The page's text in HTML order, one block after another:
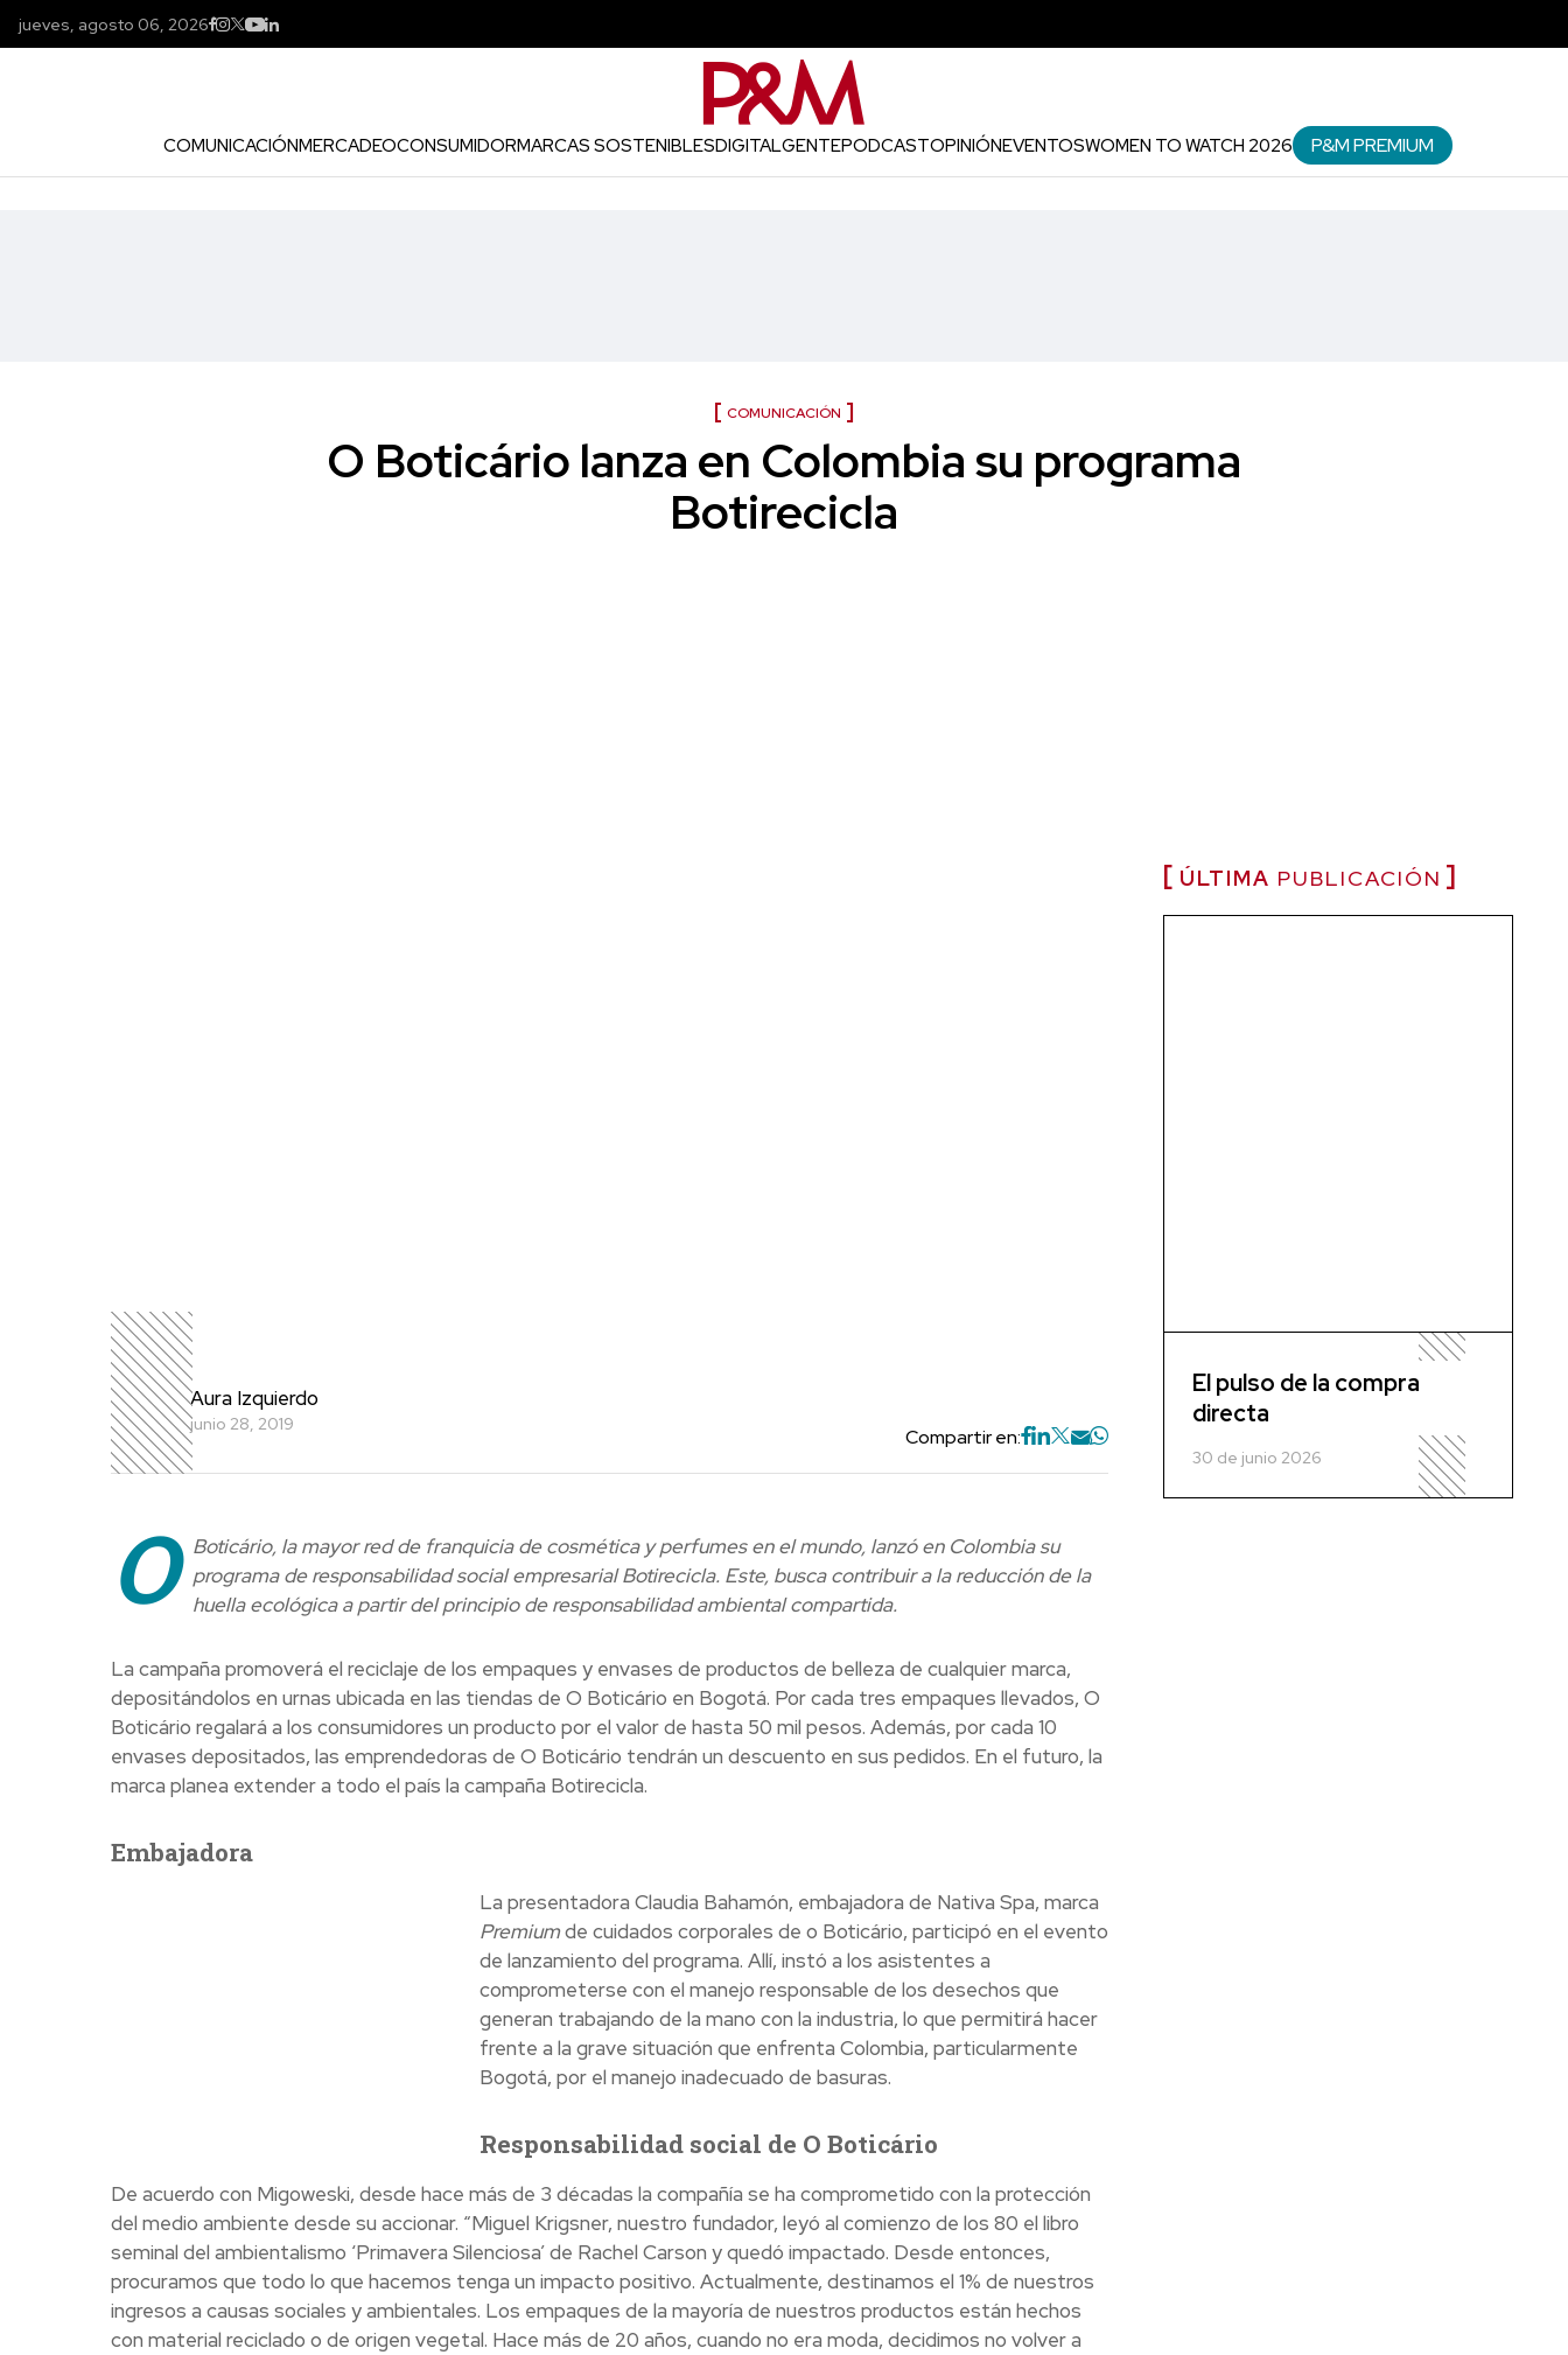
jueves, agosto 06, 2026
COMUNICACIÓNMERCADEOCONSUMIDORMARCAS SOSTENIBLESDIGITALGENTEPODCASTOPINIÓNEVENTOSWOMEN TO WATCH 2026 P&M PREMIUM
COMUNICACIÓN
O Boticário lanza en Colombia su programa
Botirecicla
Aura Izquierdo
junio 28, 2019
Compartir en:
O Boticário, la mayor red de franquicia de cosmética y perfumes en el mundo, lanzó en Colombia su
programa de responsabilidad social empresarial Botirecicla. Este, busca contribuir a la reducción de la
huella ecológica a partir del principio de responsabilidad ambiental compartida.
La campaña promoverá el reciclaje de los empaques y envases de productos de belleza de cualquier marca,
depositándolos en urnas ubicada en las tiendas de O Boticário en Bogotá. Por cada tres empaques llevados, O
Boticário regalará a los consumidores un producto por el valor de hasta 50 mil pesos. Además, por cada 10
envases depositados, las emprendedoras de O Boticário tendrán un descuento en sus pedidos. En el futuro, la
marca planea extender a todo el país la campaña Botirecicla.
Embajadora
La presentadora Claudia Bahamón, embajadora de Nativa Spa, marca
Premiumde cuidados corporales de o Boticário, participó en el evento
de lanzamiento del programa. Allí, instó a los asistentes a
comprometerse con el manejo responsable de los desechos que
generan trabajando de la mano con la industria, lo que permitirá hacer
frente a la grave situación que enfrenta Colombia, particularmente
Bogotá, por el manejo inadecuado de basuras.
Responsabilidad social de O Boticário
De acuerdo con Migoweski, desde hace más de 3 décadas la compañía se ha comprometido con la protección
del medio ambiente desde su accionar. “Miguel Krigsner, nuestro fundador, leyó al comienzo de los 80 el libro
seminal del ambientalismo ‘Primavera Silenciosa’ de Rachel Carson y quedó impactado. Desde entonces,
procuramos que todo lo que hacemos tenga un impacto positivo. Actualmente, destinamos el 1% de nuestros
ingresos a causas sociales y ambientales. Los empaques de la mayoría de nuestros productos están hechos
con material reciclado o de origen vegetal. Hace más de 20 años, cuando no era moda, decidimos no volver a
ÚLTIMA PUBLICACIÓN
El pulso de la compra
directa
30 de junio 2026